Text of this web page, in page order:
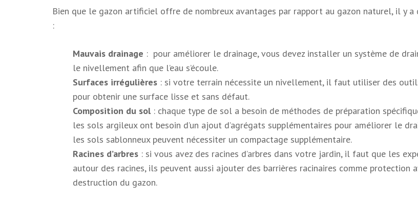
Bien que le gazon artificiel offre de nombreux avantages par rapport au gazon naturel, il y a
:
Mauvais drainage : pour améliorer le drainage, vous devez installer un système de
le nivellement afin que l’eau s’écoule.
Surfaces irrégulières : si votre terrain nécessite un nivellement, il faut utiliser des
pour obtenir une surface lisse et sans défaut.
Composition du sol: chaque type de sol a besoin de méthodes de préparation
les sols argileux ont besoin d’un ajout d’agrégats supplémentaires pour améliorer le
les sols sablonneux peuvent nécessiter un compactage supplémentaire.
Racines d’arbres : si vous avez des racines d’arbres dans votre jardin, il faut que les
autour des racines, ils peuvent aussi ajouter des barrières racinaires comme protection
destruction du gazon.